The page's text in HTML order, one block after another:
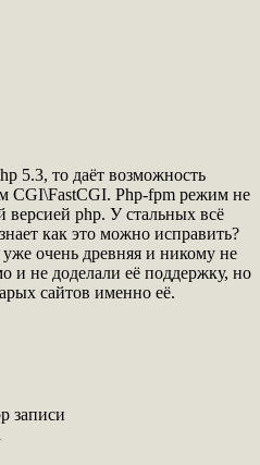
5.3, то даёт возможность
CGI\FastCGI. Php-fpm режим не
версией php. У стальных всё
как это можно исправить?
очень древняя и никому не
и не доделали её поддержку, но
сайтов именно её.
записи